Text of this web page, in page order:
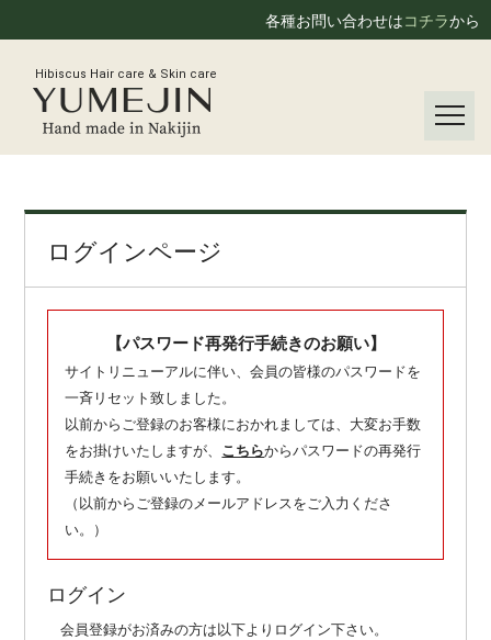
各種お問い合わせはコチラから
Hibiscus Hair care & Skin care
ログインページ
【パスワード再発行手続きのお願い】
サイトリニューアルに伴い、会員の皆様のパスワードを
一斉リセット致しました。
以前からご登録のお客様におかれましては、大変お手数
をお掛けいたしますが、 こちらからパスワードの再発行
手続きをお願いいたします。
（以前からご登録のメールアドレスをご入力くださ
い。）
ログイン
会員登録がお済みの方は以下よりログイン下さい。